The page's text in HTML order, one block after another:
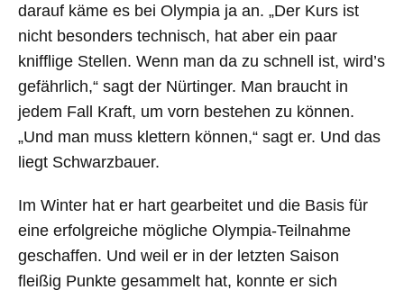
darauf käme es bei Olympia ja an. „Der Kurs ist
nicht besonders technisch, hat aber ein paar
knifflige Stellen. Wenn man da zu schnell ist, wird’s
gefährlich,“ sagt der Nürtinger. Man braucht in
jedem Fall Kraft, um vorn bestehen zu können.
„Und man muss klettern können,“ sagt er. Und das
liegt Schwarzbauer.
Im Winter hat er hart gearbeitet und die Basis für
eine erfolgreiche mögliche Olympia-Teilnahme
geschaffen. Und weil er in der letzten Saison
fleißig Punkte gesammelt hat, konnte er sich